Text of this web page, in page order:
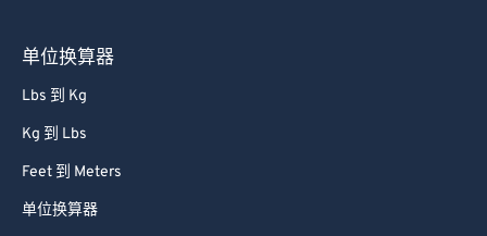
单位换算器
Lbs 到 Kg
Kg 到 Lbs
Feet 到 Meters
单位换算器